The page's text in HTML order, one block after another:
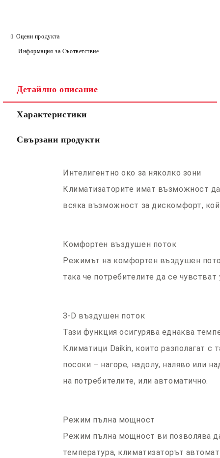
Оцени продукта
Информация за Съответствие
Детайлно описание
Характеристики
Свързани продукти
Интелигентно око за няколко зони
Климатизаторите имат възможност
всяка възможност за дискомфорт,
Комфортен въздушен поток
Режимът на комфортен въздушен
така че потребителите да се
3-D въздушен поток
Тази функция осигурява еднаква
Климатици Daikin, които разполагат с
посоки – нагоре, надолу, наляво или
на потребителите, или автоматично.
Режим пълна мощност
Режим пълна мощност ви позволява
температура, климатизаторът